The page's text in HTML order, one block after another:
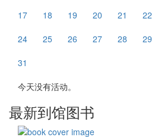
17
18 19 20 21 22
24
25 26 27 28 29
31
今天没有活动。
最新到馆图书